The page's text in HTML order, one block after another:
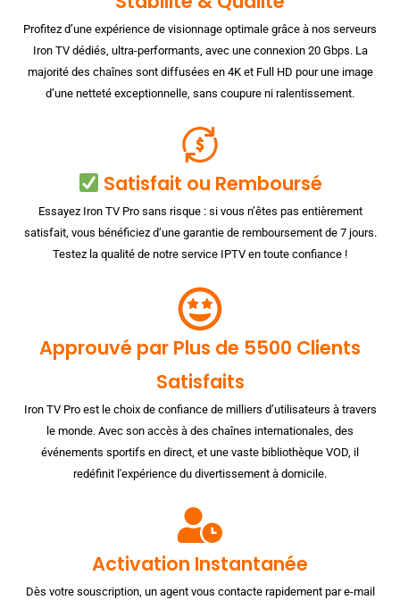
Profitez d’une expérience de visionnage optimale grâce à nos serveurs
Iron TV dédiés, ultra-performants, avec une connexion 20 Gbps. La
majorité des chaînes sont diffusées en 4K et Full HD pour une image
d’une netteté exceptionnelle, sans coupure ni ralentissement.
Satisfait ou Remboursé
Essayez Iron TV Pro sans risque : si vous n’êtes pas entièrement
satisfait, vous bénéficiez d’une garantie de remboursement de 7 jours.
Testez la qualité de notre service IPTV en toute confiance !
Approuvé par Plus de 5500 Clients
Satisfaits
Iron TV Pro est le choix de confiance de milliers d’utilisateurs à travers
le monde. Avec son accès à des chaînes internationales, des
événements sportifs en direct, et une vaste bibliothèque VOD, il
redéfinit l'expérience du divertissement à domicile.
Activation Instantanée
Dès votre souscription, un agent vous contacte rapidement par e-mail